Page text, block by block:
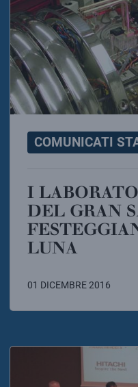
COMUNICATI
I LABORATORI NAZIONALI
DEL GRAN
LUNA
01 DICEMBRE 2016